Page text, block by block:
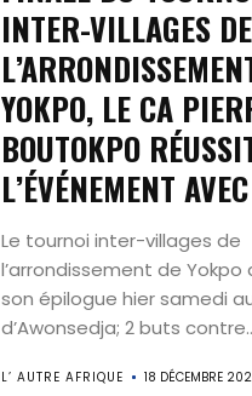
Editorial
Actualités
Magazine
International
Contact
INTER-VILLAGES DE
YOKPO, LE CA
BOUTOKPO
L’ÉVÉNEMENT
Le tournoi inter-villages de
l’arrondissement de Yokpo
son épilogue hier samedi
d’Awonsedja; 2 buts
L’ AUTRE AFRIQUE 18 DÉCEMBRE